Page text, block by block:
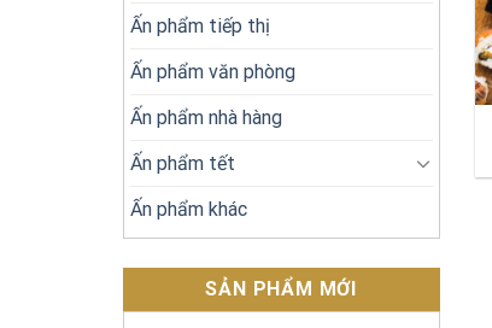
Ấn phẩm tiếp thị
Ấn phẩm văn phòng
Ấn phẩm nhà hàng
Ấn phẩm tết
Ấn phẩm khác
SẢN PHẨM MỚI